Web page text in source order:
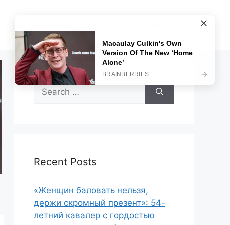
Search
for:
Recent Posts
«Женщин баловать нельзя,
держи скромный презент»: 54-
летний кавалер с гордостью